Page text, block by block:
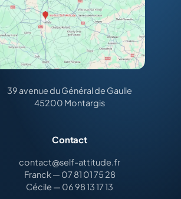
39 avenue du Général de Gaulle
45200 Montargis
Contact
contact@self-attitude.fr
Franck — 07 81 01 75 28
Cécile — 06 98 13 17 13